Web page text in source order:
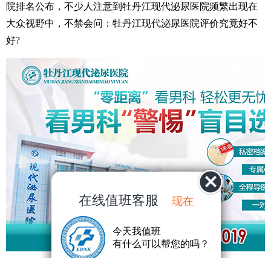
院排名公布，不少人注意到牡丹江现代泌尿医院频繁出现在
大众视野中，不禁会问：牡丹江现代泌尿医院评价究竟好不
好?
在线值班客服 现在
今天我值班
有什么可以帮您的吗？